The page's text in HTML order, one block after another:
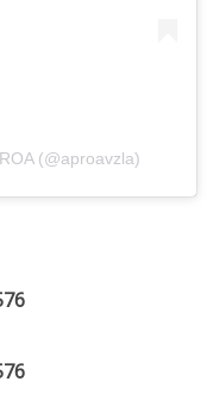
(@aproavzla)